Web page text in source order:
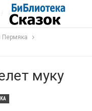
Пермяка
муку